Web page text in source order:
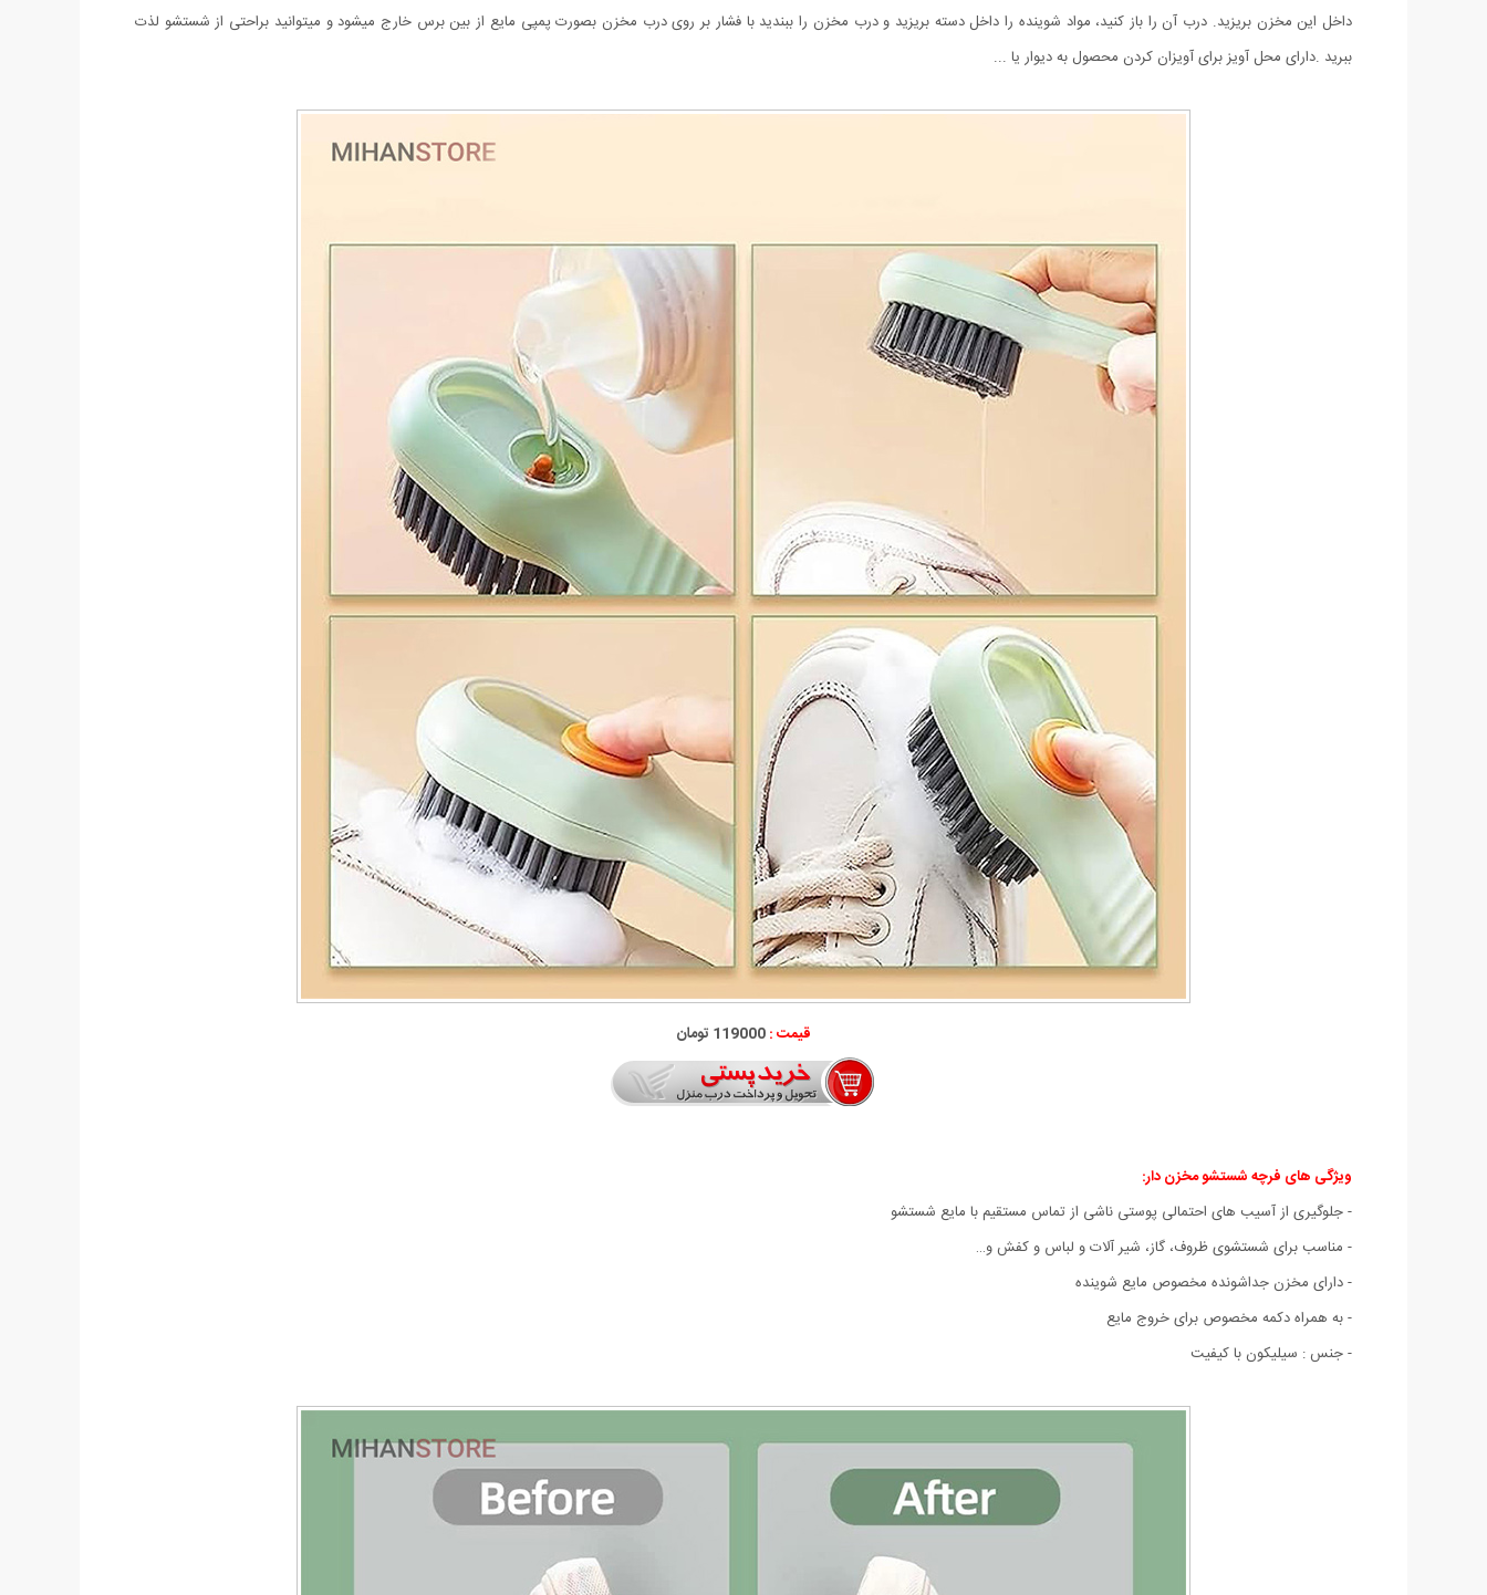
داخل این مخزن بریزید. درب آن را باز کنید، مواد شوینده را داخل دسته بریزید و درب مخزن را ببندید با فشار بر روی درب مخزن بصورت پمپی مایع از بین برس خارج میشود و میتوانید براحتی از شستشو لذت
ببرید .دارای محل آویز برای آویزان کردن محصول به دیوار یا ...
قیمت :119000 تومان
ویژگی های فرچه شستشو مخزن دار:
- جلوگیری از آسیب های احتمالی پوستی ناشی از تماس مستقیم با مایع شستشو
- مناسب برای شستشوی ظروف، گاز، شیر آلات و لباس و کفش و…
- دارای مخزن جداشونده مخصوص مایع شوینده
- به همراه دکمه مخصوص برای خروج مایع
- جنس : سیلیکون با کیفیت